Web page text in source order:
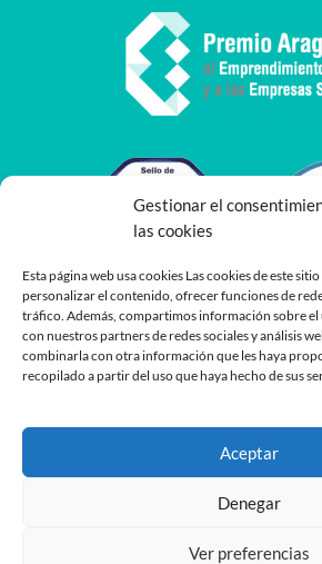
Gestionar el
las cookies
Esta página web usa cookies Las cookies de este
personalizar el contenido, ofrecer funciones de
tráfico. Además, compartimos información sobre el
con nuestros partners de redes sociales y análisis
combinarla con otra información que les haya
recopilado a partir del uso que haya hecho de sus
Aceptar
Denegar
Ver preferencias